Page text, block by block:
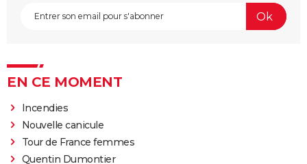
EN CE MOMENT
Incendies
Nouvelle canicule
Tour de France femmes
Quentin Dumontier